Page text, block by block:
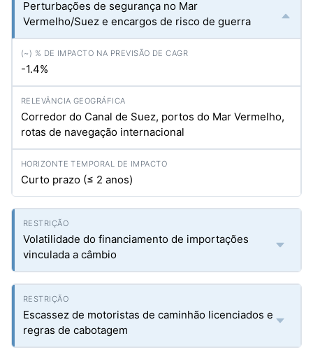
Perturbações de segurança no Mar
Vermelho/Suez e encargos de risco de guerra
-1.4%
Corredor do Canal de Suez, portos do Mar Vermelho,
rotas de navegação internacional
Curto prazo (≤ 2 anos)
Volatilidade do financiamento de importações
vinculada a câmbio
Escassez de motoristas de caminhão licenciados e
regras de cabotagem